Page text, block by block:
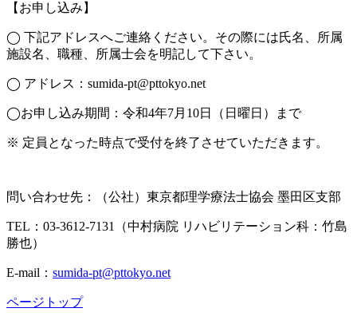
【お申し込み】
◯ 下記アドレスへご連絡ください。その際には氏名、所属
施設名、職種、所属士会を明記して下さい。
◯ アドレス：sumida-pt@pttokyo.net
◯お申し込み期間：令和4年7月10日（日曜日）まで
※ 定員となった時点で受付を終了させていただきます。
問い合わせ先：（公社）東京都理学療法士協会 墨田区支部
TEL：03-3612-7131（中村病院 リハビリテーション科：竹島
勝也）
E-mail： sumida-pt@pttokyo.net
ページトップ